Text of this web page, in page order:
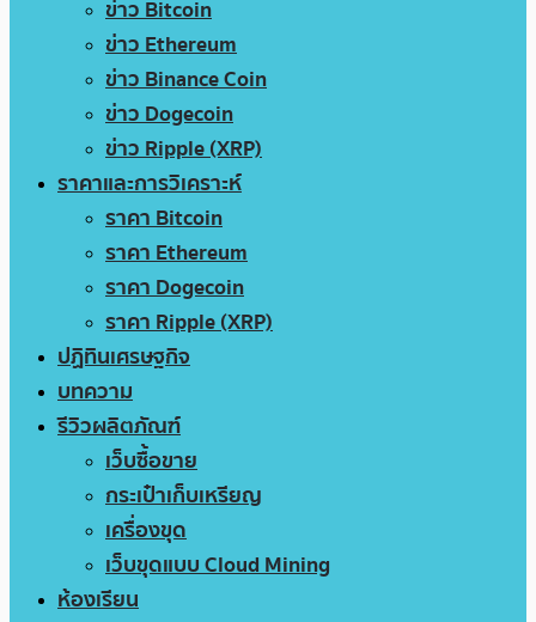
ข่าว Bitcoin
ข่าว Ethereum
ข่าว Binance Coin
ข่าว Dogecoin
ข่าว Ripple (XRP)
ราคาและการวิเคราะห์
ราคา Bitcoin
ราคา Ethereum
ราคา Dogecoin
ราคา Ripple (XRP)
ปฏิทินเศรษฐกิจ
บทความ
รีวิวผลิตภัณฑ์
เว็บซื้อขาย
กระเป๋าเก็บเหรียญ
เครื่องขุด
เว็บขุดแบบ Cloud Mining
ห้องเรียน